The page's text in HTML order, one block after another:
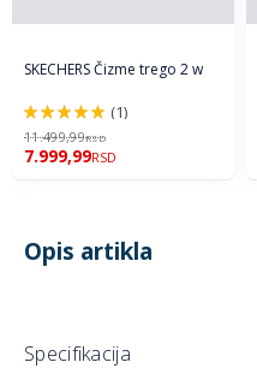
SKECHERS Čizme trego 2 w
100%
(1)
11.499,99RSD
7.999,99RSD
Opis artikla
Specifikacija